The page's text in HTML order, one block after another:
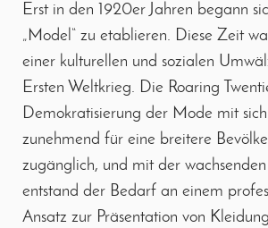
Erst in den 1920er Jahren begann
„Model“ zu etablieren. Diese Zeit
einer kulturellen und sozialen
Ersten Weltkrieg. Die Roaring
Demokratisierung der Mode mit
zunehmend für eine breitere
zugänglich, und mit der
entstand der Bedarf an einem
Ansatz zur Präsentation von